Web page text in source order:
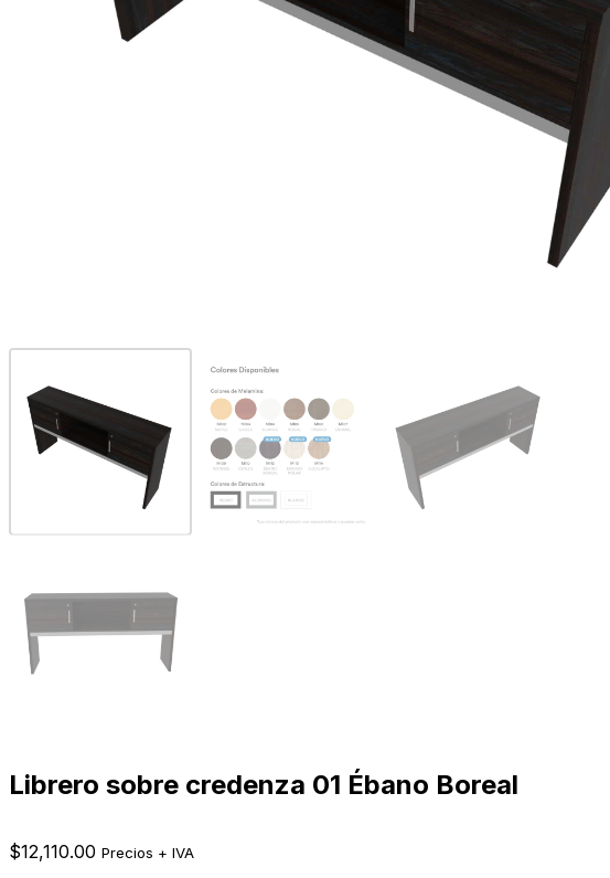
Librero sobre credenza 01 Ébano Boreal
$12,110.00 Precios + IVA